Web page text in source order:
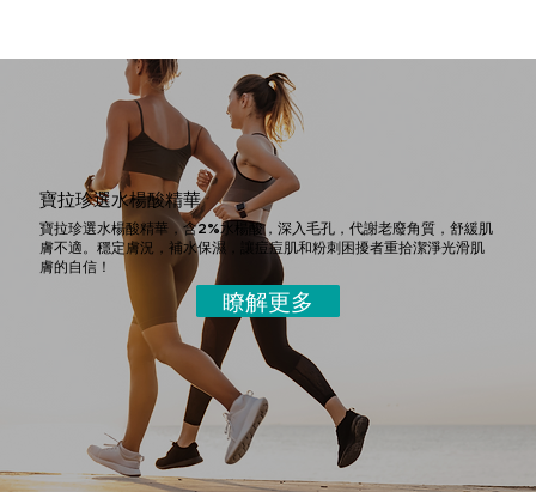
寶拉珍選水楊酸精華
寶拉珍選水楊酸精華，含2%水楊酸，深入毛孔，代謝老廢角質，舒緩肌
膚不適。穩定膚況，補水保濕，讓痘痘肌和粉刺困擾者重拾潔淨光滑肌
膚的自信！
瞭解更多